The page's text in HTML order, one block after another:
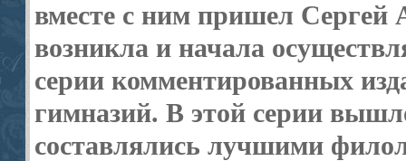
вместе с ним пришел Сергей
возникла и начала
серии комментированных
гимназий. В этой серии
составлялись лучшими